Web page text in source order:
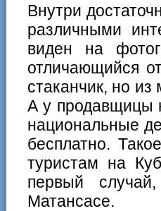
Внутри
различными
виден на
отличающийся
стаканчик, но
А у продавщицы
национальные
бесплатно.
туристам на
первый
Матансасе.